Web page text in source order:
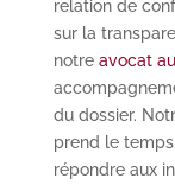
relation de
sur la
notre avocat
du dossier.
prend le
répondre aux